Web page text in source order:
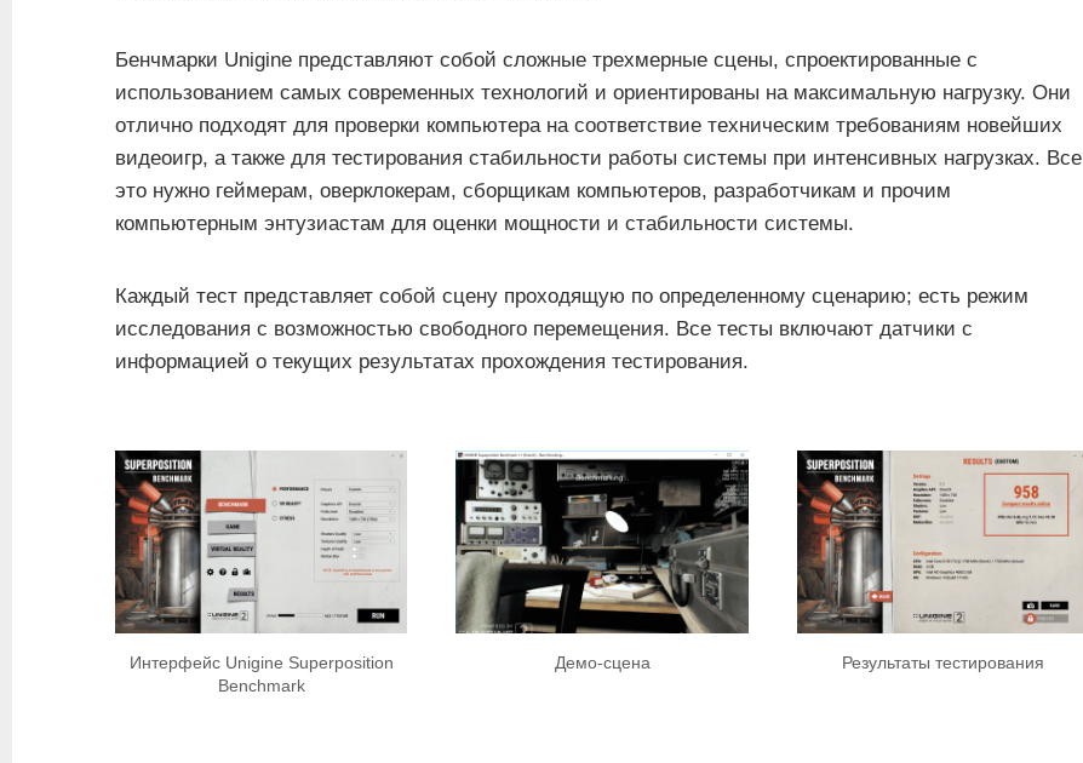
Бенчмарки Unigine представляют собой сложные трехмерные сцены, спроектированные с
использованием самых современных технологий и ориентированы на максимальную нагрузку. Они
отлично подходят для проверки компьютера на соответствие техническим требованиям новейших
видеоигр, а также для тестирования стабильности работы системы при интенсивных нагрузках. Все
это нужно геймерам, оверклокерам, сборщикам компьютеров, разработчикам и прочим
компьютерным энтузиастам для оценки мощности и стабильности системы.
Каждый тест представляет собой сцену проходящую по определенному сценарию; есть режим
исследования с возможностью свободного перемещения. Все тесты включают датчики с
информацией о текущих результатах прохождения тестирования.
Интерфейс Unigine Superposition
Benchmark
Демо-сцена Результаты тестирования